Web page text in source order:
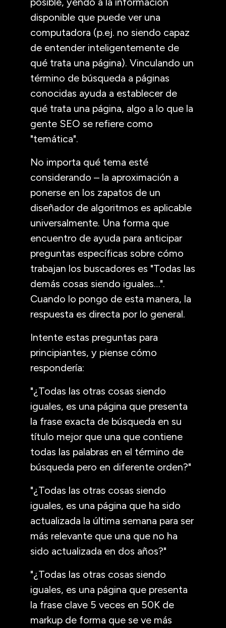
disponible que puede ver una
computadora (p.ej. no siendo capaz
de entender inteligentemente de
qué trata una página). Vinculando un
término de búsqueda a páginas
conocidas ayuda a establecer de
qué trata una página, algo a lo que la
gente SEO se refiere como
"temática".
No importa qué tema esté
considerando – la aproximación a
ponerse en los zapatos de un
diseñador de algoritmos es aplicable
universalmente. Una forma que
encuentro de ayuda para anticipar
preguntas específicas sobre cómo
trabajan los buscadores es "Todas las
demás cosas siendo iguales…".
Cuando lo pongo de esta manera, la
respuesta es directa por lo general.
Intente estas preguntas para
principiantes, y piense cómo
respondería:
"¿Todas las otras cosas siendo
iguales, es una página que presenta
la frase exacta de búsqueda en su
título mejor que una que contiene
todas las palabras en el término de
búsqueda pero en diferente orden?"
"¿Todas las otras cosas siendo
iguales, es una página que ha sido
actualizada la última semana para ser
más relevante que una que no ha
sido actualizada en dos años?"
"¿Todas las otras cosas siendo
iguales, es una página que presenta
la frase clave 5 veces en 50K de
markup de forma que se ve más